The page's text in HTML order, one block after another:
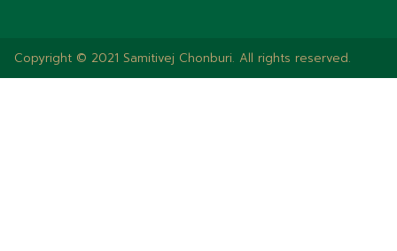
Copyright © 2021 Samitivej Chonburi. All rights reserved.